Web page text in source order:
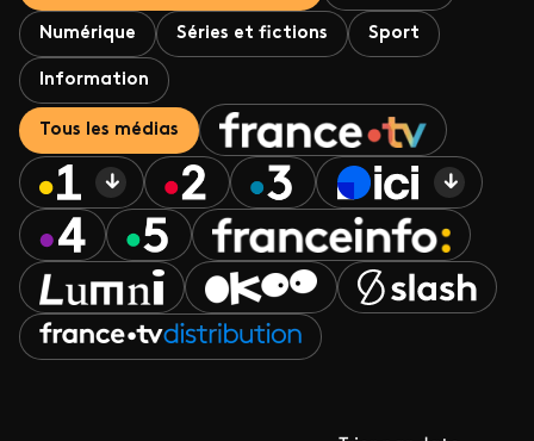
Numérique Séries et fictions Sport
Information
Tous les médias